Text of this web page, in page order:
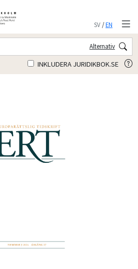
SV/EN
Alternativ
INKLUDERA JURIDIKBOK.SE